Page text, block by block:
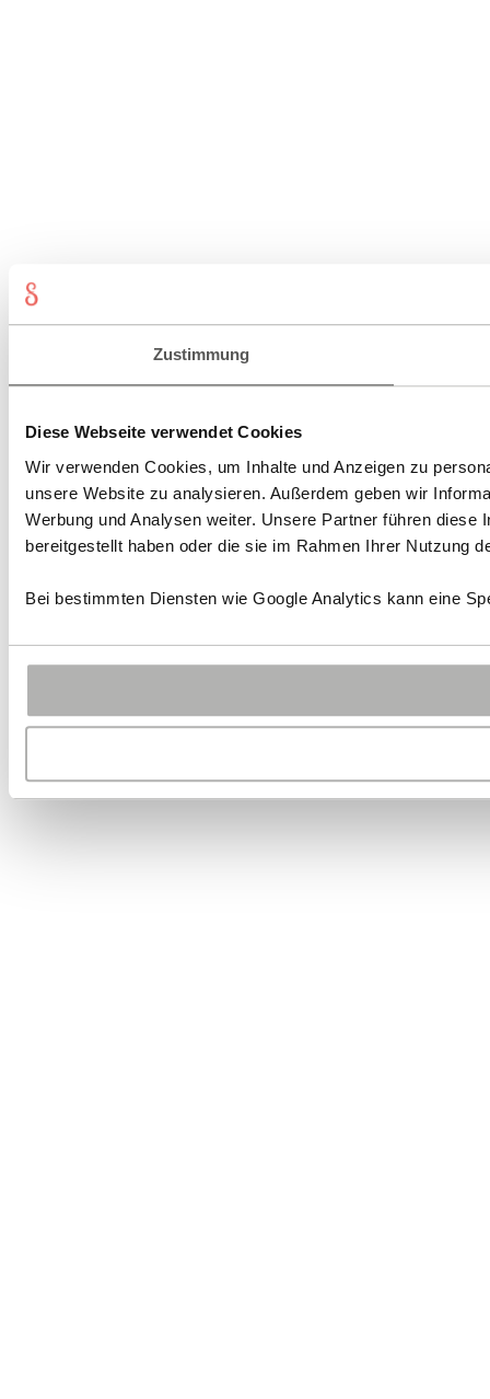
Zustimmung
Diese Webseite verwendet Cookies
Wir verwenden Cookies, um Inhalte und Anzeigen zu
unsere Website zu analysieren. Außerdem geben wir
Werbung und Analysen weiter. Unsere Partner führen
bereitgestellt haben oder die sie im Rahmen Ihrer Nutzung
Bei bestimmten Diensten wie Google Analytics kann eine